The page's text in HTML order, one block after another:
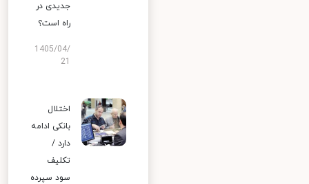
جدیدی در
راه است؟
1405/04/
اختلال
بانکی ادامه
دارد /
تکلیف
سود سپرده